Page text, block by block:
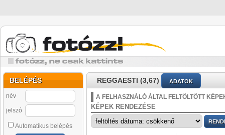
BELÉPÉS
név
jelszó
Automatikus belépés
REGGAESTI (3,67) ADATOK
A FELHASZNÁLÓ ÁLTAL FELTÖLTÖTT
KÉPEK RENDEZÉSE